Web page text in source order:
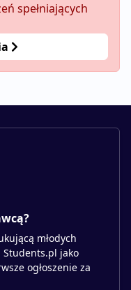
spełniających
młodych
jako
ogłoszenie za